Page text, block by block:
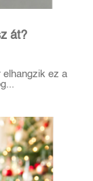
át?
elhangzik ez a